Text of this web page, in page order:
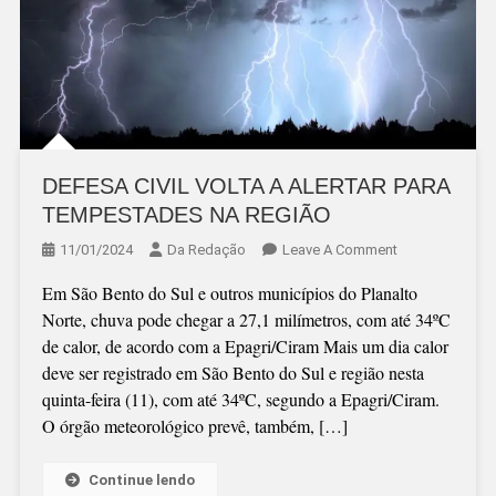
DEFESA CIVIL VOLTA A ALERTAR PARA
TEMPESTADES NA REGIÃO
11/01/2024 Da Redação Leave A CommentOn
CIVIL
VOLTA
A
ALERTAR
PARA
Em São Bento do Sul e outros municípios do Planalto
Norte, chuva pode chegar a 27,1 milímetros, com até 34ºC
de calor, de acordo com a Epagri/Ciram Mais um dia calor
deve ser registrado em São Bento do Sul e região nesta
quinta-feira (11), com até 34ºC, segundo a Epagri/Ciram.
O órgão meteorológico prevê, também, […]
Continue lendo